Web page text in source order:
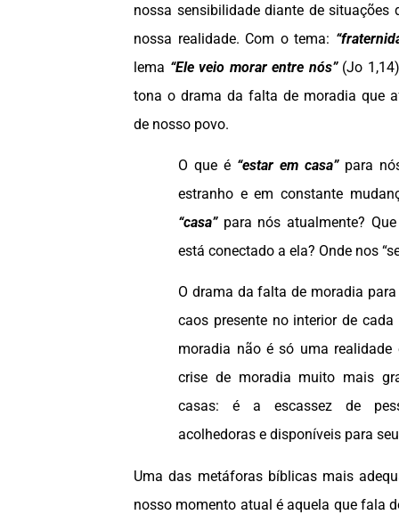
nossa sensibilidade diante de situações
nossa realidade. Com o tema:
lema “Ele veio morar entre nós”(Jo
tona o drama da falta de moradia que
de nosso povo.
O que é “estar em casa”para
estranho e em constante
“casa”para nós atualmente?
está conectado a ela? Onde nos
O drama da falta de moradia
caos presente no interior de
moradia não é só uma realidade
crise de moradia muito mais
casas: é a escassez de
acolhedoras e disponíveis para
Uma das metáforas bíblicas mais
nosso momento atual é aquela que fala